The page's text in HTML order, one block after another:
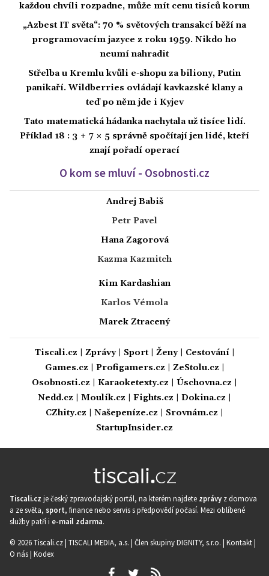
každou chvíli rozpadne, může mít cenu tisíců korun
„Azbest IT světa“: 70 % světových transakcí běží na
programovacím jazyce z roku 1959. Nikdo ho
neumí nahradit
Střelba u Kremlu kvůli e-shopu za biliony, Putin
panikaří. Wildberries ovládají kavkazské klany a
teď po něm jde i Kyjev
Tato matematická hádanka nachytala už tisíce lidí.
Příklad 18 : 3 + 7 × 5 správně spočítají jen lidé, kteří
znají pořadí operací
O kom se mluví - Osobnosti.cz
Andrej Babiš
Petr Pavel
Hana Zagorová
Kazma Kazmitch
Kim Kardashian
Karlos Vémola
Marek Ztracený
Tiscali.cz Zprávy| Sport| Ženy| Cestování|
Games.cz
Profigamers.cz ZeStolu.cz
Osobnosti.cz
Karaoketexty.cz Úschovna.cz
Nedd.cz
Moulík.cz Fights.cz Dokina.cz
CZhity.cz
Našepeníze.cz Srovnám.cz
StartupInsider.cz
Tiscali.cz je český zpravodajský portál, na kterém najdete zprávy z domova
a ze světa, sport, finance nebo servis s předpovědí počasí. Mezi oblíbené
služby patří i e-mail zdarma.
© 2026 Tiscali.cz | TISCALI MEDIA, a.s. | Člen skupiny DIGNITY, s.r.o. | Kontakt|
O nás| Kodex